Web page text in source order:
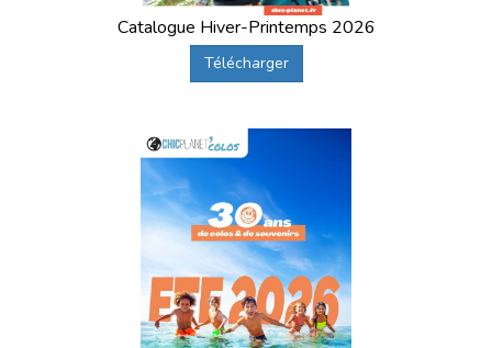
Catalogue Hiver-Printemps 2026
Télécharger